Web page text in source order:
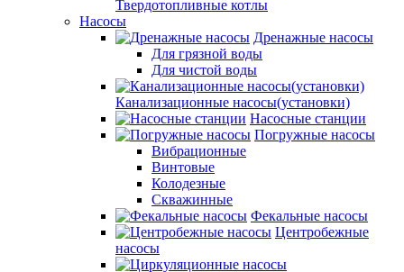
Твердотопливные котлы
Насосы
Дренажные насосы
Для грязной воды
Для чистой воды
Канализационные насосы(установки)
Насосные станции
Погружные насосы
Вибрационные
Винтовые
Колодезные
Скважинные
Фекальные насосы
Центробежные
насосы